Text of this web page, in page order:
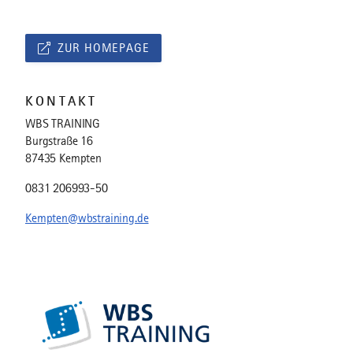
ZUR HOMEPAGE
KONTAKT
WBS TRAINING
Burgstraße 16
87435 Kempten
0831 206993-50
Kempten@wbstraining.de